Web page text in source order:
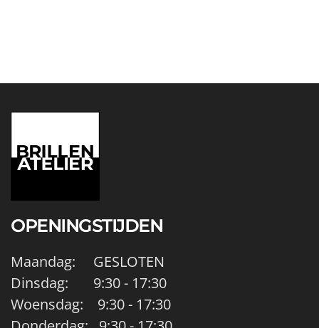
OPENINGSTIJDEN
Maandag: GESLOTEN
Dinsdag: 9:30 - 17:30
Woensdag: 9:30 - 17:30